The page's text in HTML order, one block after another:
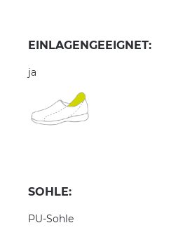
EINLAGENGEEIGNET:
ja
SOHLE:
PU-Sohle